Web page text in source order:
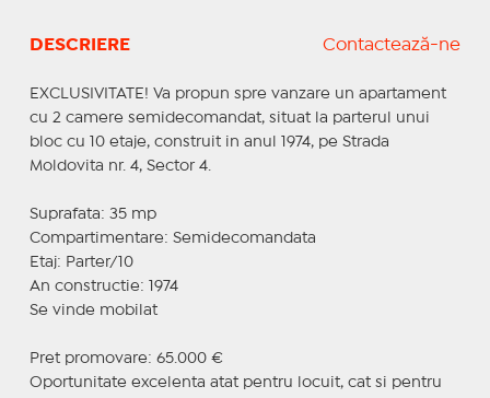
DESCRIERE Contactează-ne
EXCLUSIVITATE! Va propun spre vanzare un apartament
cu 2 camere semidecomandat, situat la parterul unui
bloc cu 10 etaje, construit in anul 1974, pe Strada
Moldovita nr. 4, Sector 4.
Suprafata: 35 mp
Compartimentare: Semidecomandata
Etaj: Parter/10
An constructie: 1974
Se vinde mobilat
Pret promovare: 65.000 €
Oportunitate excelenta atat pentru locuit, cat si pentru